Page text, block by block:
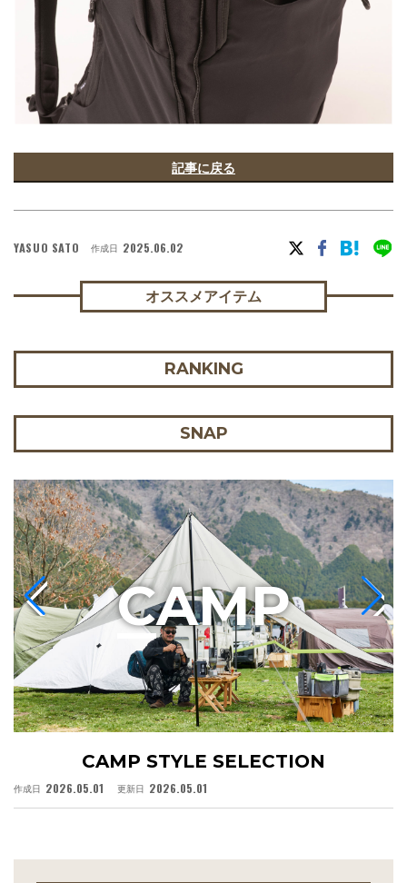
記事に戻る
YASUO SATO 作成日 2025.06.02
オススメアイテム
RANKING
SNAP
CAMP STYLE SELECTION
作成日 2026.05.01 更新日 2026.05.01
CAMP